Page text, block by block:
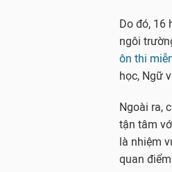
Do đó, 16
ngôi
ôn thi
học, Ngữ
Ngoài ra,
tận tâm
là nhiệm
quan